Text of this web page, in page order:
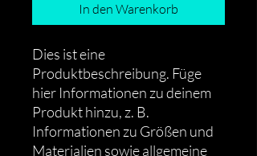
In den Warenkorb
Dies ist eine
Produktbeschreibung. Füge
hier Informationen zu deinem
Produkt hinzu, z. B.
Informationen zu Größen und
Materialien sowie allgemeine